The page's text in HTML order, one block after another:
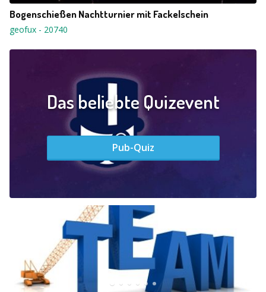
Bogenschießen Nachtturnier mit Fackelschein
geofux - 20740
Das beliebte Quizevent
Pub-Quiz